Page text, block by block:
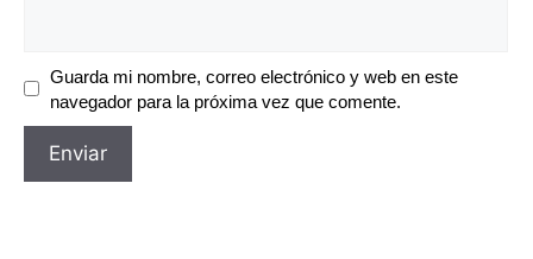
Guarda mi nombre, correo electrónico y web en este
navegador para la próxima vez que comente.